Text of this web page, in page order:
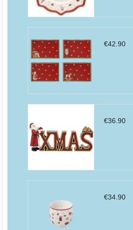
€42.90
€36.90
€34.90